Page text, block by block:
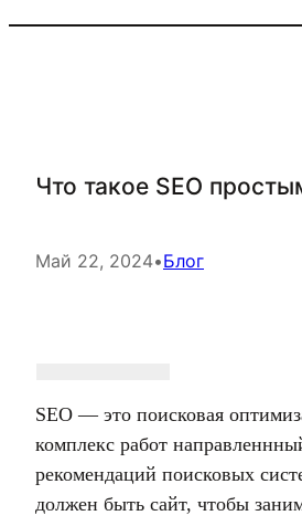
Что такое SEO
Май 22, 2024•Блог
SEO — это поисковая
комплекс работ
рекомендаций поисковых
должен быть сайт, чтобы